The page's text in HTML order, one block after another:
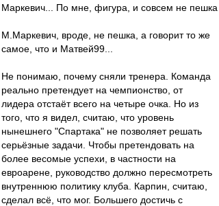
Маркевич... По мне, фигура, и совсем не пешка
М.Маркевич, вроде, не пешка, а говорит то же
самое, что и Матвей99...
Не понимаю, почему сняли тренера. Команда
реально претендует на чемпионство, от
лидера отстаёт всего на четыре очка. Но из
того, что я видел, считаю, что уровень
нынешнего "Спартака" не позволяет решать
серьёзные задачи. Чтобы претендовать на
более весомые успехи, в частности на
евроарене, руководство должно пересмотреть
внутреннюю политику клуба. Карпин, считаю,
сделал всё, что мог. Большего достичь с